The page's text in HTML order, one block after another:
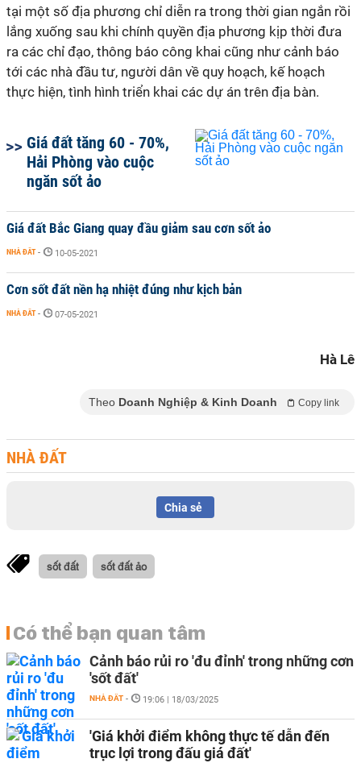
tại một số địa phương chỉ diễn ra trong thời gian ngắn rồi
lắng xuống sau khi chính quyền địa phương kịp thời đưa
ra các chỉ đạo, thông báo công khai cũng như cảnh báo
tới các nhà đầu tư, người dân về quy hoạch, kế hoạch
thực hiện, tình hình triển khai các dự án trên địa bàn.
Giá đất tăng 60 - 70%,
Hải Phòng vào cuộc
ngăn sốt ảo
Giá đất Bắc Giang quay đầu giảm sau cơn sốt ảo
NHÀ ĐẤT - 10-05-2021
Cơn sốt đất nền hạ nhiệt đúng như kịch bản
NHÀ ĐẤT - 07-05-2021
Hà Lê
Theo Doanh Nghiệp & Kinh Doanh Copy link
NHÀ ĐẤT
Chia sẻ
sốt đất sốt đất ảo
Có thể bạn quan tâm
Cảnh báo rủi ro 'đu đỉnh' trong những cơn
'sốt đất'
NHÀ ĐẤT - 19:06 | 18/03/2025
'Giá khởi điểm không thực tế dẫn đến
trục lợi trong đấu giá đất'